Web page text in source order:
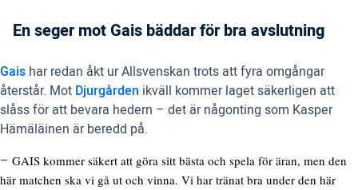
En seger mot Gais bäddar för bra avslutning
Gais har redan åkt ur Allsvenskan trots att fyra omgångar
återstår. Mot Djurgården ikväll kommer laget säkerligen att
slåss för att bevara hedern – det är någonting som Kasper
Hämäläinen är beredd på.
– GAIS kommer säkert att göra sitt bästa och spela för äran, men den
här matchen ska vi gå ut och vinna. Vi har tränat bra under den här